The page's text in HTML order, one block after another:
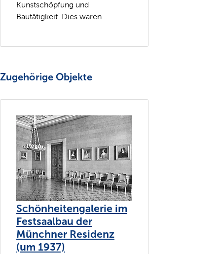
Kunstschöpfung und
Bautätigkeit. Dies waren...
Zugehörige Objekte
Schönheitengalerie im
Festsaalbau der
Münchner Residenz
(um 1937)